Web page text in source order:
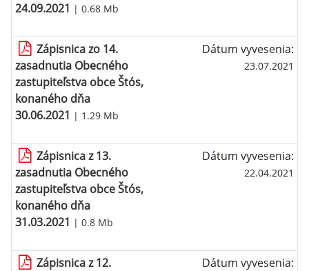
24.09.2021 | 0.68 Mb
Zápisnica zo 14.
zasadnutia Obecného
zastupiteľstva obce Štós,
konaného dňa
30.06.2021 | 1.29 Mb
Dátum vyvesenia:
23.07.2021
Zápisnica z 13.
zasadnutia Obecného
zastupiteľstva obce Štós,
konaného dňa
31.03.2021 | 0.8 Mb
Dátum vyvesenia:
22.04.2021
Zápisnica z 12.
Dátum vyvesenia: